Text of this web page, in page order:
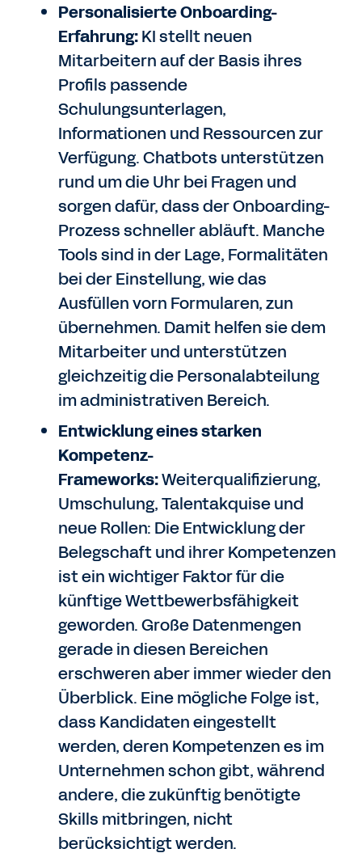
Personalisierte Onboarding-
Erfahrung:KI stellt neuen
Mitarbeitern auf der Basis ihres
Profils passende
Schulungsunterlagen,
Informationen und Ressourcen zur
Verfügung. Chatbots unterstützen
rund um die Uhr bei Fragen und
sorgen dafür, dass der Onboarding-
Prozess schneller abläuft. Manche
Tools sind in der Lage, Formalitäten
bei der Einstellung, wie das
Ausfüllen vorn Formularen, zun
übernehmen. Damit helfen sie dem
Mitarbeiter und unterstützen
gleichzeitig die Personalabteilung
im administrativen Bereich.
Entwicklung eines starken
Kompetenz-
Frameworks:Weiterqualifizierung,
Umschulung, Talentakquise und
neue Rollen: Die Entwicklung der
Belegschaft und ihrer Kompetenzen
ist ein wichtiger Faktor für die
künftige Wettbewerbsfähigkeit
geworden. Große Datenmengen
gerade in diesen Bereichen
erschweren aber immer wieder den
Überblick. Eine mögliche Folge ist,
dass Kandidaten eingestellt
werden, deren Kompetenzen es im
Unternehmen schon gibt, während
andere, die zukünftig benötigte
Skills mitbringen, nicht
berücksichtigt werden.